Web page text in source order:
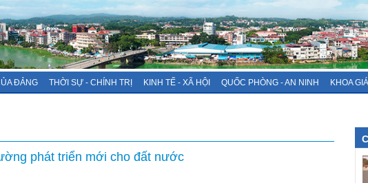
ĐẢNG THỜI SỰ - CHÍNH TRỊ KINH TẾ - XÃ HỘI QUỐC PHÒNG - AN NINH KHOA
phát triển mới cho đất nước